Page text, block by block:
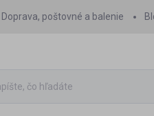
Doprava, poštovné a balenie